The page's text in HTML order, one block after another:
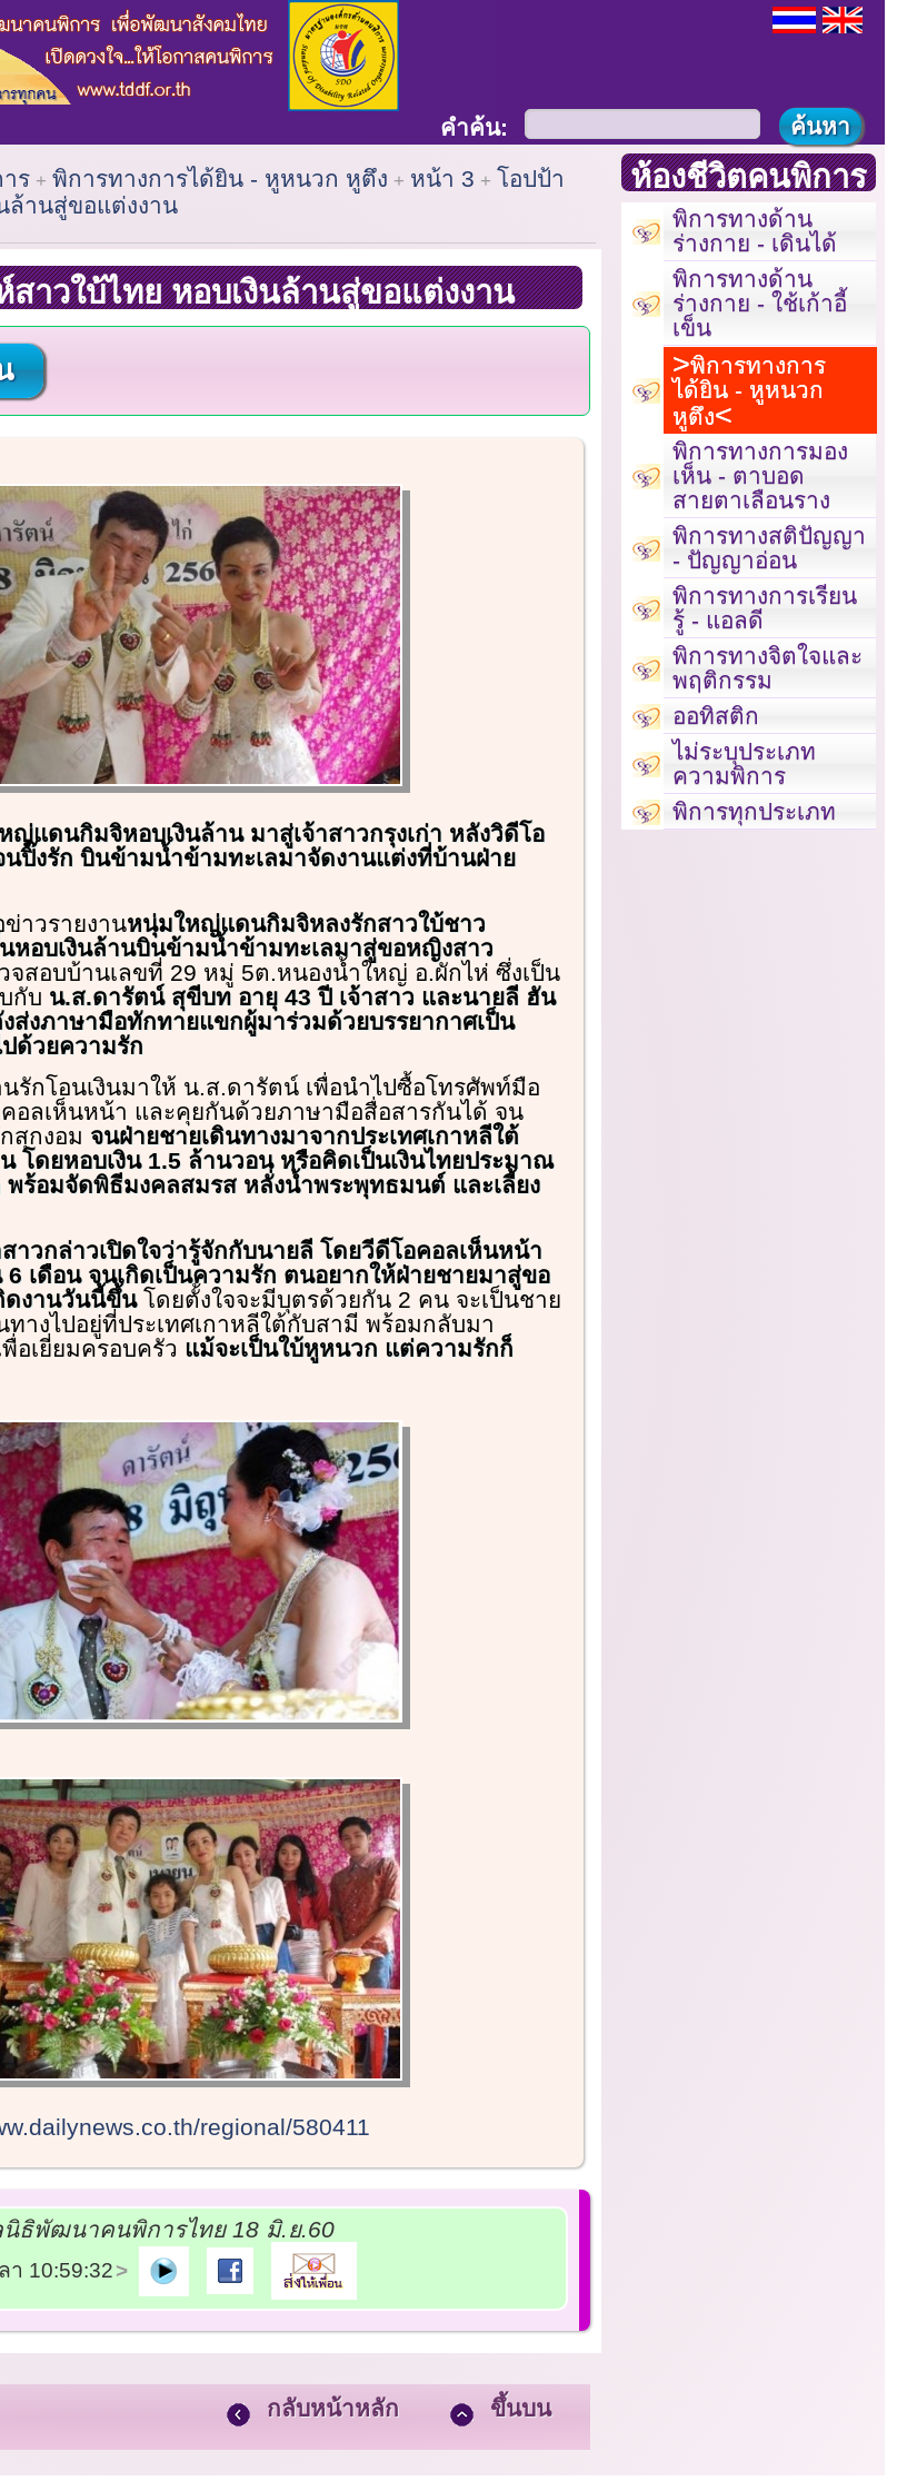
คำค้น:
ร พิการทางการได้ยิน - หูหนวก หูตึง หน้า 3
โอปป้า
ล้านสู่ขอแต่งงาน
สาวใบ้ไทย หอบเงินล้านสู่ขอแต่งงาน
แดนกิมจิหอบเงินล้าน มาสู่เจ้าสาวกรุงเก่า หลังวิดีโอ
ปิ๊งรัก บินข้ามน้ำข้ามทะเลมาจัดงานแต่งที่บ้านฝ่าย
าวรายงานหนุ่มใหญ่แดนกิมจิหลงรักสาวใบ้ชาว
หอบเงินล้านบินข้ามน้ำข้ามทะเลมาสู่ขอหญิงสาว
จสอบบ้านเลขที่ 29 หมู่ 5ต.หนองน้ำใหญ่ อ.ผักไห่ ซึ่งเป็น
กับ น.ส.ดารัตน์ สุขีบท อายุ 43 ปี เจ้าสาว และนายลี ฮัน
งส่งภาษามือทักทายแขกผู้มาร่วมด้วยบรรยากาศเป็น
ด้วยความรัก
รักโอนเงินมาให้ น.ส.ดารัตน์ เพื่อนำไปซื้อโทรศัพท์มือ
อลเห็นหน้า และคุยกันด้วยภาษามือสื่อสารกันได้ จน
สุกงอม จนฝ่ายชายเดินทางมาจากประเทศเกาหลีใต้
โดยหอบเงิน 1.5 ล้านวอน หรือคิดเป็นเงินไทยประมาณ
ร้อมจัดพิธีมงคลสมรส หลั่งน้ำพระพุทธมนต์ และเลี้ยง
าวกล่าวเปิดใจว่ารู้จักกับนายลี โดยวีดีโอคอลเห็นหน้า
เดือน จนเกิดเป็นความรัก ตนอยากให้ฝ่ายชายมาสู่ขอ
ดงานวันนี้ขึ้นโดยตั้งใจจะมีบุตรด้วยกัน 2 คน จะเป็นชาย
างไปอยู่ที่ประเทศเกาหลีใต้กับสามี พร้อมกลับมา
อเยี่ยมครอบครัว แม้จะเป็นใบ้หูหนวก แต่ความรักก็
regional/580411
นิธิพัฒนาคนพิการไทย 18 มิ.ย.60
า 10:59:32
กลับหน้าหลัก ขึ้นบน
ห้องชีวิตคนพิการ
พิการทางด้าน
ร่างกาย - เดินได้
พิการทางด้าน
ร่างกาย - ใช้เก้าอี้
เข็น
พิการทางการ
ได้ยิน - หูหนวก
หูตึง
พิการทางการมอง
เห็น - ตาบอด
สายตาเลือนราง
พิการทางสติปัญญา
- ปัญญาอ่อน
พิการทางการเรียน
รู้ - แอลดี
พิการทางจิตใจและ
พฤติกรรม
ออทิสติก
ไม่ระบุประเภท
ความพิการ
พิการทุกประเภท